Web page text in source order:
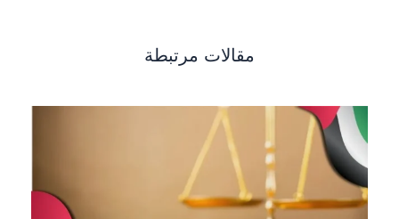
مقالات مرتبطة